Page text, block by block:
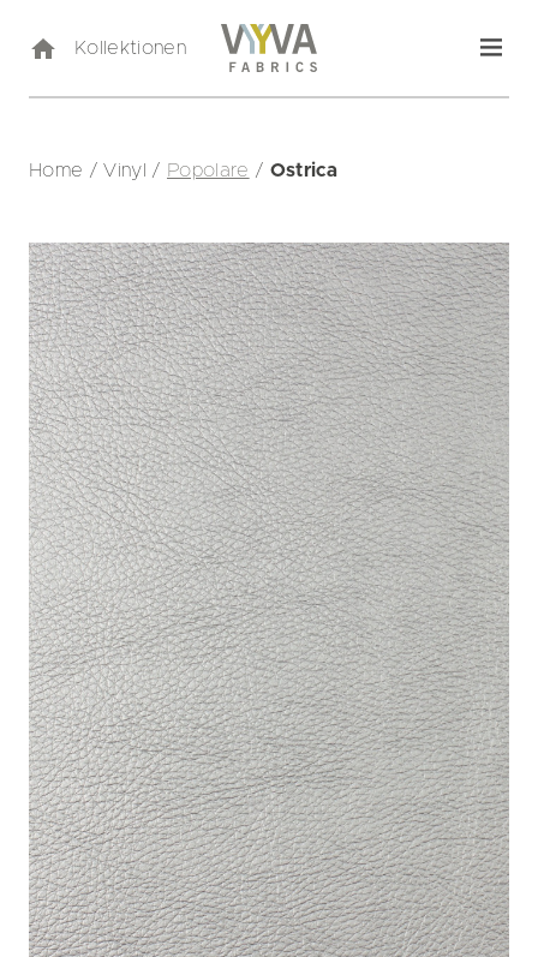
Kollektionen
Home /Vinyl / Popolare / Ostrica